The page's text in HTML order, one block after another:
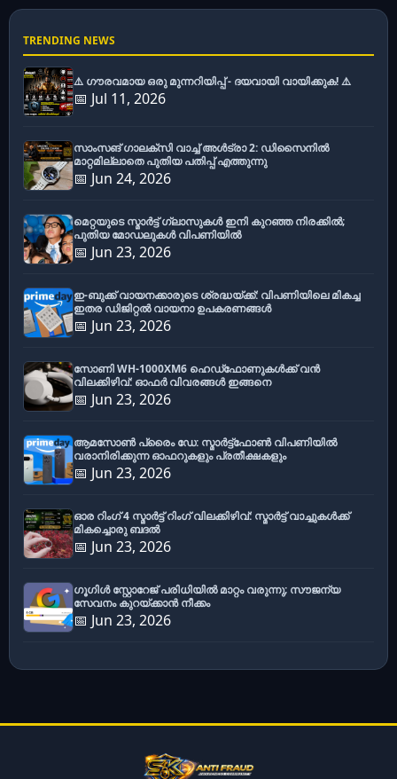
TRENDING NEWS
⚠️ ഗൗരവമായ ഒരു മുന്നറിയിപ്പ് - ദയവായി വായിക്കുക! ⚠️
📅 Jul 11, 2026
സാംസങ് ഗാലക്സി വാച്ച് അൾട്രാ 2: ഡിസൈനിൽ
മാറ്റമില്ലാതെ പുതിയ പതിപ്പ് എത്തുന്നു
📅 Jun 24, 2026
മെറ്റയുടെ സ്മാർട്ട് ഗ്ലാസുകൾ ഇനി കുറഞ്ഞ നിരക്കിൽ;
പുതിയ മോഡലുകൾ വിപണിയിൽ
📅 Jun 23, 2026
ഇ-ബുക്ക് വായനക്കാരുടെ ശ്രദ്ധയ്ക്ക്: വിപണിയിലെ മികച്ച
ഇതര ഡിജിറ്റൽ വായനാ ഉപകരണങ്ങൾ
📅 Jun 23, 2026
സോണി WH-1000XM6 ഹെഡ്‌ഫോണുകൾക്ക് വൻ
വിലക്കിഴിവ്: ഓഫർ വിവരങ്ങൾ ഇങ്ങനെ
📅 Jun 23, 2026
ആമസോൺ പ്രൈം ഡേ: സ്മാർട്ട്ഫോൺ വിപണിയിൽ
വരാനിരിക്കുന്ന ഓഫറുകളും പ്രതീക്ഷകളും
📅 Jun 23, 2026
ഓര റിംഗ് 4 സ്മാർട്ട് റിംഗ് വിലക്കിഴിവ്: സ്മാർട്ട് വാച്ചുകൾക്ക്
മികച്ചൊരു ബദൽ
📅 Jun 23, 2026
ഗൂഗിൾ സ്റ്റോറേജ് പരിധിയിൽ മാറ്റം വരുന്നു; സൗജന്യ
സേവനം കുറയ്ക്കാൻ നീക്കം
📅 Jun 23, 2026